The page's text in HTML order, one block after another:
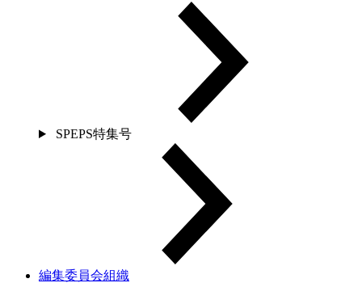
SPEPS特集号
編集委員会組織